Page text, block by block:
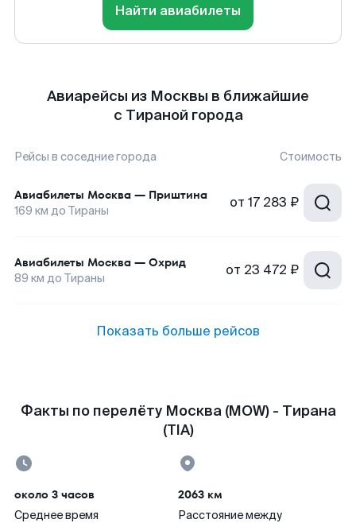
Найти авиабилеты
Авиарейсы из Москвы в ближайшие
с Тираной города
Рейсы в соседние города Стоимость
Авиабилеты Москва — Приштина
169 км до Тираны от 17 283 ₽
Авиабилеты Москва — Охрид
89 км до Тираны от 23 472 ₽
Показать больше рейсов
Факты по перелёту Москва (MOW) - Тирана
(TIA)
около 3 часов
Среднее время
2063 км
Расстояние между